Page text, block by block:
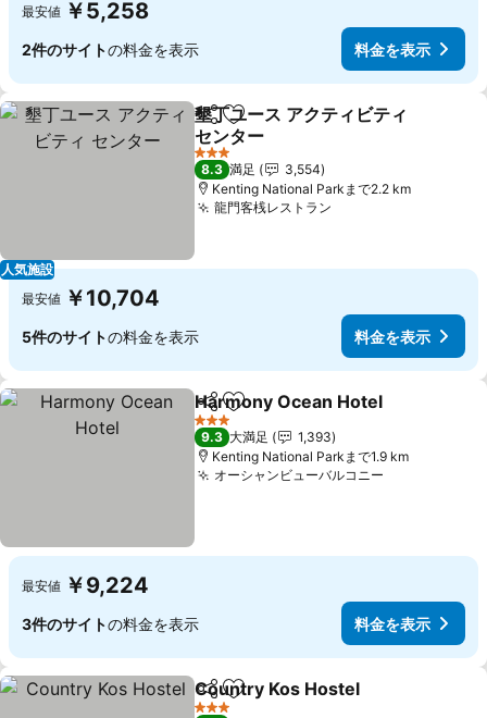
最安値 ￥5,258
2件のサイトの料金を表示 料金を表示
人気施設
シェアお気に入りに追加
墾丁ユース アクティビティ
センター
3 ホテルのランク
8.3 満足
3,554
Kenting National Parkまで2.2 km
龍門客桟レストラン
最安値 ￥10,704
5件のサイトの料金を表示 料金を表示
シェアお気に入りに追加
Harmony Ocean Hotel
3 ホテルのランク
9.3 大満足
1,393
Kenting National Parkまで1.9 km
オーシャンビューバルコニー
最安値 ￥9,224
3件のサイトの料金を表示 料金を表示
シェアお気に入りに追加
Country Kos Hostel
3 ホテルのランク